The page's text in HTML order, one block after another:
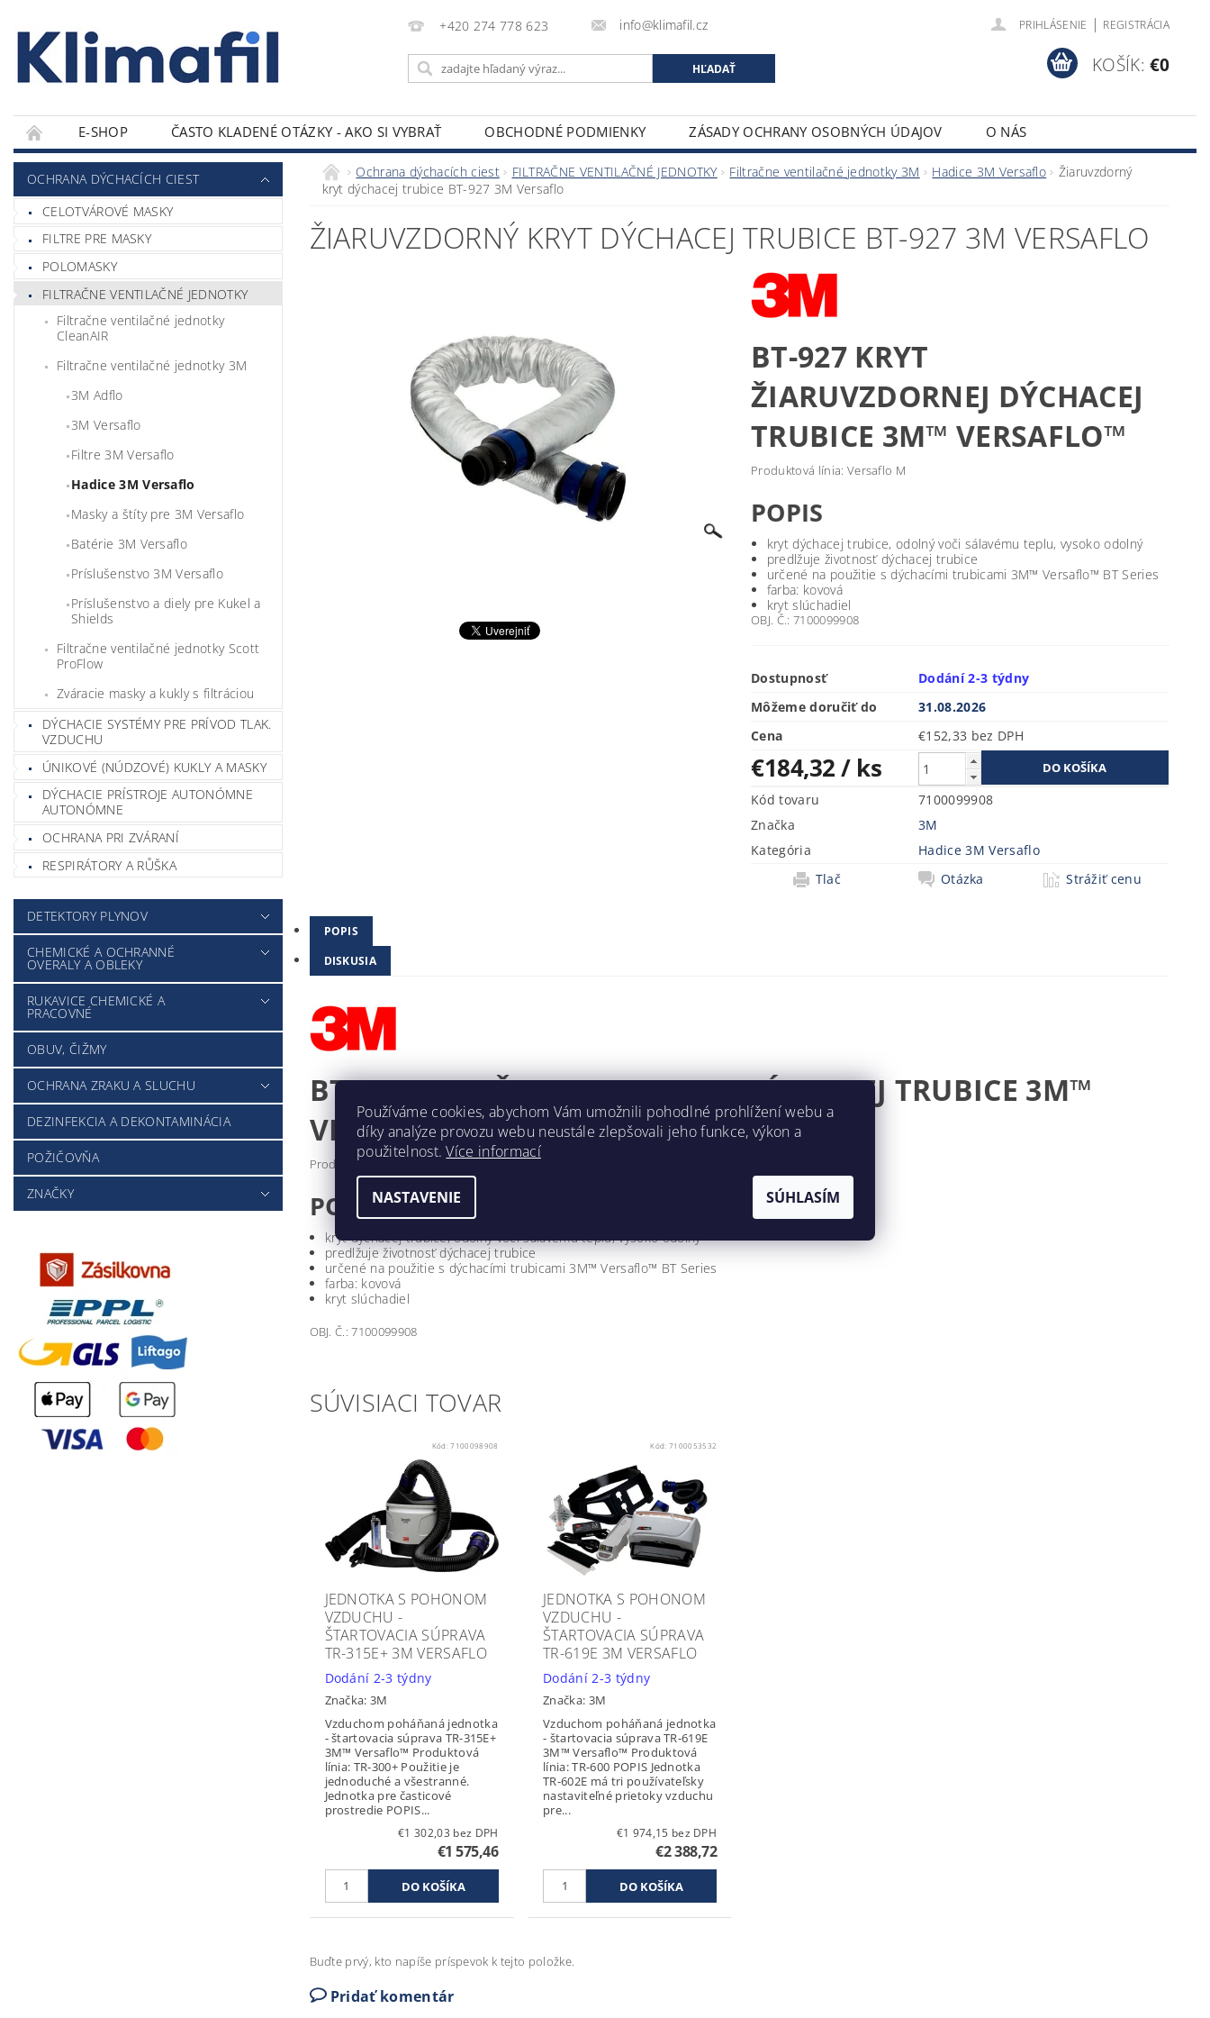
+420 274 778 623 info@klimafil.cz PRIHLÁSENIE | REGISTRÁCIA
KOŠÍK: €0
E-SHOP ČASTO KLADENÉ OTÁZKY - AKO SI VYBRAŤ OBCHODNÉ PODMIENKY ZÁSADY OCHRANY OSOBNÝCH ÚDAJOV
O NÁS
KONTAKTY
OCHRANA DÝCHACÍCH CIEST
CELOTVÁROVÉ MASKY
FILTRE PRE MASKY
POLOMASKY
FILTRAČNE VENTILAČNÉ JEDNOTKY
Filtračne ventilačné jednotky
CleanAIR
Filtračne ventilačné jednotky 3M
3M Adflo
3M Versaflo
Filtre 3M Versaflo
Hadice 3M Versaflo
Masky a štíty pre 3M Versaflo
Batérie 3M Versaflo
Príslušenstvo 3M Versaflo
Príslušenstvo a diely pre Kukel a
Shields
Filtračne ventilačné jednotky Scott
ProFlow
Zváracie masky a kukly s filtráciou
DÝCHACIE SYSTÉMY PRE PRÍVOD TLAK.
VZDUCHU
ÚNIKOVÉ (NÚDZOVÉ) KUKLY A MASKY
DÝCHACIE PRÍSTROJE AUTONÓMNE
AUTONÓMNE
OCHRANA PRI ZVÁRANÍ
RESPIRÁTORY A RŮŠKA
DETEKTORY PLYNOV
CHEMICKÉ A OCHRANNÉ
OVERALY A OBLEKY
RUKAVICE CHEMICKÉ A
PRACOVNÉ
OBUV, ČIŽMY
OCHRANA ZRAKU A SLUCHU
DEZINFEKCIA A DEKONTAMINÁCIA
POŽIČOVŇA
ZNAČKY
Ochrana dýchacích ciest FILTRAČNE VENTILAČNÉ JEDNOTKY Filtračne ventilačné jednotky 3M Hadice 3M Versaflo
Žiaruvzdorný
kryt dýchacej trubice BT-927 3M Versaflo
ŽIARUVZDORNÝ KRYT DÝCHACEJ TRUBICE BT-927 3M VERSAFLO
BT-927 KRYT
ŽIARUVZDORNEJ DÝCHACEJ
TRUBICE 3M™ VERSAFLO™
Produktová línia: Versaflo M
POPIS
kryt dýchacej trubice, odolný voči sálavému teplu, vysoko odolný
predlžuje životnosť dýchacej trubice
určené na použitie s dýchacími trubicami 3M™ Versaflo™ BT Series
farba: kovová
kryt slúchadiel
OBJ. Č.: 7100099908
Dostupnosť
Dodání 2-3 týdny
Môžeme doručiť do
31.08.2026
Cena
€152,33 bez DPH
€184,32/ ks
Kód tovaru
7100099908
Značka
3M
Kategória
Hadice 3M Versaflo
Tlač
Otázka Strážiť cenu
POPIS
DISKUSIA
BT-927 KRYT ŽIARUVZDORNEJ DÝCHACEJ TRUBICE 3M™
VERSAFLO™
Produktová línia: Versaflo M
POPIS
kryt dýchacej trubice, odolný voči sálavému teplu, vysoko odolný
predlžuje životnosť dýchacej trubice
určené na použitie s dýchacími trubicami 3M™ Versaflo™ BT Series
farba: kovová
kryt slúchadiel
OBJ. Č.: 7100099908
SÚVISIACI TOVAR
Kód:7100098908
JEDNOTKA S POHONOM
VZDUCHU -
ŠTARTOVACIA SÚPRAVA
TR-315E+ 3M VERSAFLO
Dodání 2-3 týdny
Značka:3M
Vzduchom poháňaná jednotka
- štartovacia súprava TR-315E+
3M™ Versaflo™ Produktová
línia: TR-300+ Použitie je
jednoduché a všestranné.
Jednotka pre časticové
prostredie POPIS...
€1 302,03 bez DPH
€1 575,46
Kód:7100053532
JEDNOTKA S POHONOM
VZDUCHU -
ŠTARTOVACIA SÚPRAVA
TR-619E 3M VERSAFLO
Dodání 2-3 týdny
Značka: 3M
Vzduchom poháňaná jednotka
- štartovacia súprava TR-619E
3M™ Versaflo™ Produktová
línia: TR-600 POPIS Jednotka
TR-602E má tri používateľsky
nastaviteľné prietoky vzduchu
pre...
€1 974,15 bez DPH
€2 388,72
Buďte prvý, kto napíše príspevok k tejto položke.
Pridať komentár
Používáme cookies, abychom Vám umožnili pohodlné prohlížení webu a
díky analýze provozu webu neustále zlepšovali jeho funkce, výkon a
použitelnost.Více informací
NASTAVENIE SÚHLASÍM